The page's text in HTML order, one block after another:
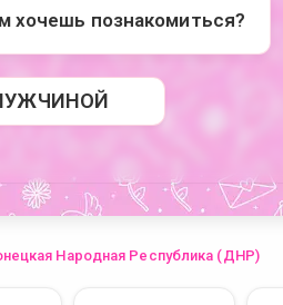
хочешь познакомиться?
Народная Республика (ДНР)